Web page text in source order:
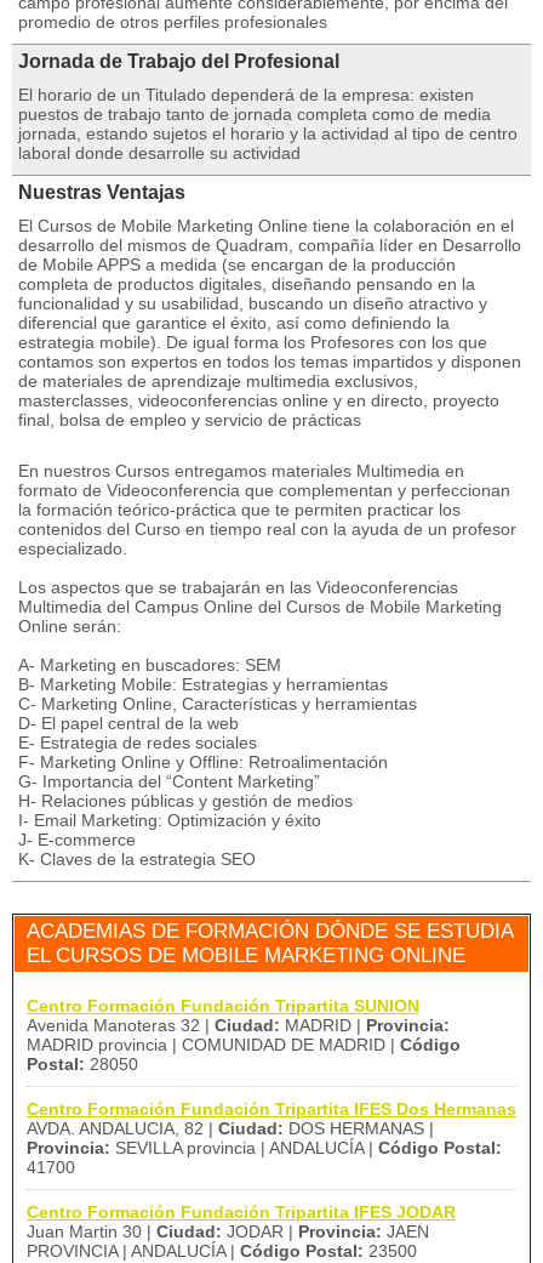
promedio de otros perfiles profesionales
Jornada de Trabajo del Profesional
El horario de un Titulado dependerá de la empresa: existen
puestos de trabajo tanto de jornada completa como de media
jornada, estando sujetos el horario y la actividad al tipo de centro
laboral donde desarrolle su actividad
Nuestras Ventajas
El Cursos de Mobile Marketing Online tiene la colaboración en el
desarrollo del mismos de Quadram, compañía líder en Desarrollo
de Mobile APPS a medida (se encargan de la producción
completa de productos digitales, diseñando pensando en la
funcionalidad y su usabilidad, buscando un diseño atractivo y
diferencial que garantice el éxito, así como definiendo la
estrategia mobile). De igual forma los Profesores con los que
contamos son expertos en todos los temas impartidos y disponen
de materiales de aprendizaje multimedia exclusivos,
masterclasses, videoconferencias online y en directo, proyecto
final, bolsa de empleo y servicio de prácticas
En nuestros Cursos entregamos materiales Multimedia en
formato de Videoconferencia que complementan y perfeccionan
la formación teórico-práctica que te permiten practicar los
contenidos del Curso en tiempo real con la ayuda de un profesor
especializado.
Los aspectos que se trabajarán en las Videoconferencias
Multimedia del Campus Online del Cursos de Mobile Marketing
Online serán:
A- Marketing en buscadores: SEM
B- Marketing Mobile: Estrategias y herramientas
C- Marketing Online, Características y herramientas
D- El papel central de la web
E- Estrategia de redes sociales
F- Marketing Online y Offline: Retroalimentación
G- Importancia del “Content Marketing”
H- Relaciones públicas y gestión de medios
I- Email Marketing: Optimización y éxito
J- E-commerce
K- Claves de la estrategia SEO
ACADEMIAS DE FORMACIÓN DÓNDE SE ESTUDIA
EL CURSOS DE MOBILE MARKETING ONLINE
Centro Formación Fundación Tripartita SUNION
Avenida Manoteras 32 | Ciudad: MADRID | Provincia:
MADRID provincia | COMUNIDAD DE MADRID | Código
Postal: 28050
Centro Formación Fundación Tripartita IFES Dos Hermanas
AVDA. ANDALUCIA, 82 | Ciudad: DOS HERMANAS |
Provincia: SEVILLA provincia | ANDALUCÍA | Código Postal:
41700
Centro Formación Fundación Tripartita IFES JODAR
Juan Martin 30 | Ciudad: JODAR | Provincia: JAEN
PROVINCIA | ANDALUCÍA | Código Postal: 23500